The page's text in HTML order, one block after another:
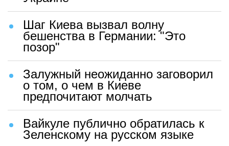
Шаг Киева вызвал волну
бешенства в Германии: "Это
позор"
Залужный неожиданно заговорил
о том, о чем в Киеве
предпочитают молчать
Вайкуле публично обратилась к
Зеленскому на русском языке